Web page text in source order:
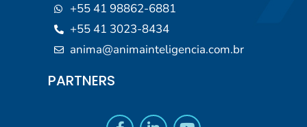
+55 41 98862-6881
+55 41 3023-8434
anima@animainteligencia.com.br
PARTNERS